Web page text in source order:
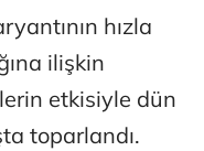
hızla
ilişkin
etkisiyle dün
toparlandı.